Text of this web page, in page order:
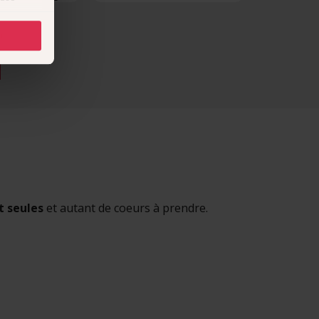
seules et autant de coeurs à prendre.